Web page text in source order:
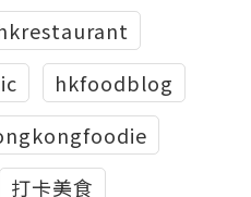
hkfoodblog
打卡美食